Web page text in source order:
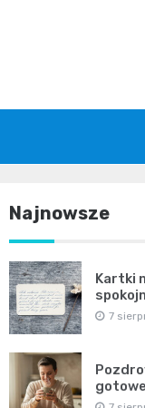
Najnowsze
Kartki
7